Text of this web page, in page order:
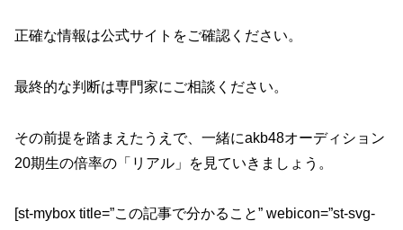
正確な情報は公式サイトをご確認ください。
最終的な判断は専門家にご相談ください。
その前提を踏まえたうえで、一緒にakb48オーディション
20期生の倍率の「リアル」を見ていきましょう。
[st-mybox title=”この記事で分かること” webicon=”st-svg-